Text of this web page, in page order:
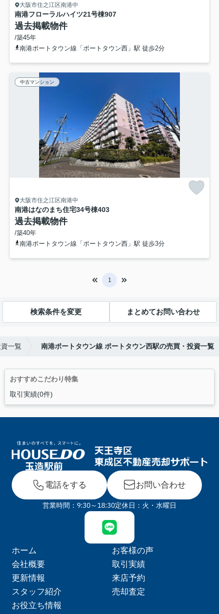
大阪市住之江区南港中
南港フローラルハイツ21号棟907
過去掲載物件
/築45年
南港ポートタウン線「ポートタウン西」駅 徒歩2分
中古マンション
大阪市住之江区南港中
南港はなのまち住宅34号棟403
過去掲載物件
/築40年
南港ポートタウン線「ポートタウン西」駅 徒歩3分
1
検索条件を変更 まとめてお問い合わせ
一覧 南港ポートタウン線 ポートタウン西駅の売買・投資一覧
おすすめこだわり特集
取引実績(0件)
電話をする お問い合わせ
営業時間：9:30～18:30定休日：火・水曜日
ホーム
会社概要
更新情報
スタッフ紹介
お役立ち情報
お客様の声
取引実績
来店予約
売却査定